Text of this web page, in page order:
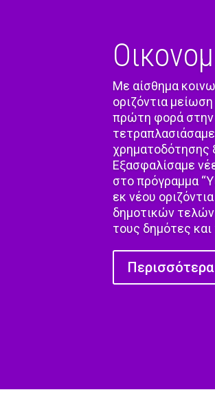
Με αίσθημα
οριζόντια
πρώτη φορά στην
χρηματοδότησης
Εξασφαλίσαμε
στο πρόγραμμα
εκ νέου
δημοτικών
τους δημότες
Περισσότερα